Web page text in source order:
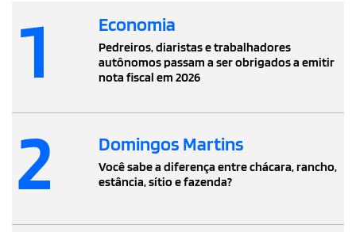
1 Economia
Pedreiros, diaristas e trabalhadores
autônomos passam a ser obrigados a emitir
nota fiscal em 2026
2 Domingos Martins
Você sabe a diferença entre chácara, rancho,
estância, sítio e fazenda?